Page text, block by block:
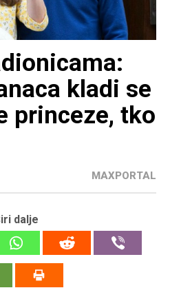
kladi se
princeze, tko
MAXPORTAL
dalje